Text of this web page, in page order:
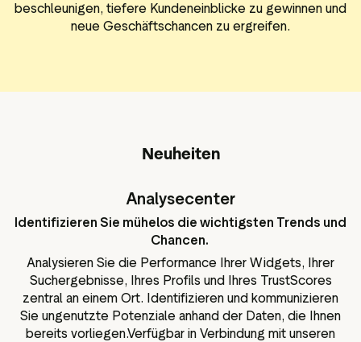
beschleunigen, tiefere Kundeneinblicke zu gewinnen und
neue Geschäftschancen zu ergreifen.
Neuheiten
Analysecenter
Identifizieren Sie mühelos die wichtigsten Trends und
Chancen.
Analysieren Sie die Performance Ihrer Widgets, Ihrer
Suchergebnisse, Ihres Profils und Ihres TrustScores
zentral an einem Ort. Identifizieren und kommunizieren
Sie ungenutzte Potenziale anhand der Daten, die Ihnen
bereits vorliegen.Verfügbar in Verbindung mit unseren